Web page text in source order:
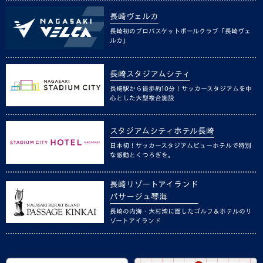
長崎ヴェルカ
長崎初のプロバスケットボールクラブ「長崎ヴェ
ルカ」
長崎スタジアムシティ
長崎駅から徒歩約10分！サッカースタジアムを中
心とした大型複合施設
スタジアムシティホテル長崎
日本初！サッカースタジアムビューホテルで特別
な感動とくつろぎを。
長崎リゾートアイランド
パサージュ琴海
長崎の内海・大村湾に面したゴルフ＆ホテルのリ
ゾートアイランド